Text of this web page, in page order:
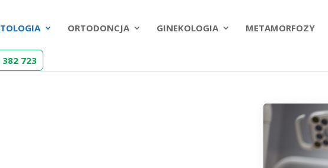
ORTODONCJA GINEKOLOGIA METAMORFOZY
723